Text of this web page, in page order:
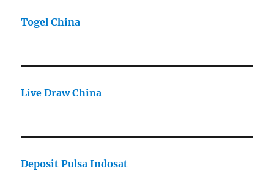
Togel China
Live Draw China
Deposit Pulsa Indosat